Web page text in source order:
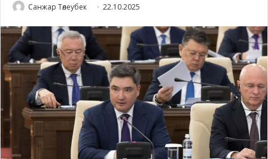
Санжар Төлеубек 22.10.2025